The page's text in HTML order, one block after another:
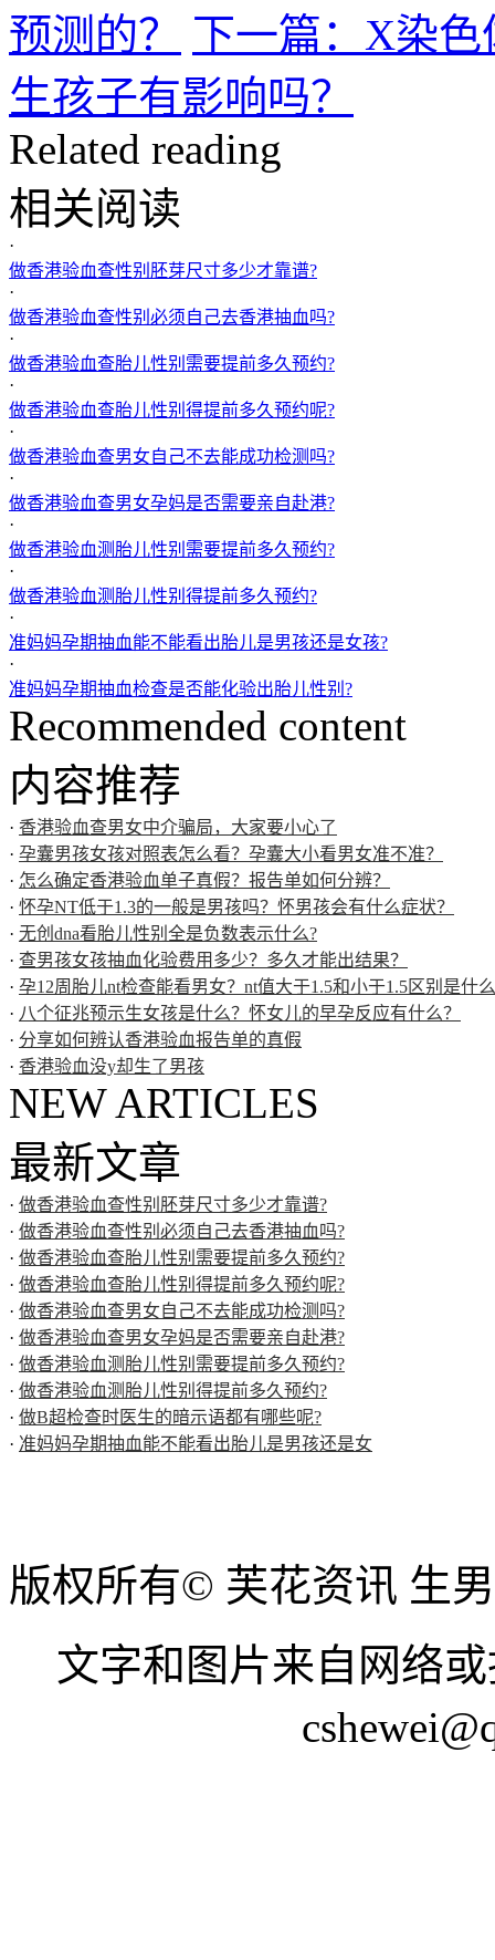
预测的？
下一篇：X染
生孩子有影响吗？
Related reading
相关阅读
·
做香港验血查性别胚芽尺寸多少才靠谱?
·
做香港验血查性别必须自己去香港抽血吗?
·
做香港验血查胎儿性别需要提前多久预约?
·
做香港验血查胎儿性别得提前多久预约呢?
·
做香港验血查男女自己不去能成功检测吗?
·
做香港验血查男女孕妈是否需要亲自赴港?
·
做香港验血测胎儿性别需要提前多久预约?
·
做香港验血测胎儿性别得提前多久预约?
·
准妈妈孕期抽血能不能看出胎儿是男孩还是女孩?
·
准妈妈孕期抽血检查是否能化验出胎儿性别?
Recommended content
内容推荐
· 香港验血查男女中介骗局，大家要小心了
· 孕囊男孩女孩对照表怎么看？孕囊大小看男女准不准？
· 怎么确定香港验血单子真假？报告单如何分辨？
· 怀孕NT低于1.3的一般是男孩吗？怀男孩会有什么症状？
· 无创dna看胎儿性别全是负数表示什么?
· 查男孩女孩抽血化验费用多少？多久才能出结果？
· 孕12周胎儿nt检查能看男女？nt值大于1.5和小于1.5区别是什
· 八个征兆预示生女孩是什么？怀女儿的早孕反应有什么？
· 分享如何辨认香港验血报告单的真假
· 香港验血没y却生了男孩
NEW ARTICLES
最新文章
· 做香港验血查性别胚芽尺寸多少才靠谱?
· 做香港验血查性别必须自己去香港抽血吗?
· 做香港验血查胎儿性别需要提前多久预约?
· 做香港验血查胎儿性别得提前多久预约呢?
· 做香港验血查男女自己不去能成功检测吗?
· 做香港验血查男女孕妈是否需要亲自赴港?
· 做香港验血测胎儿性别需要提前多久预约?
· 做香港验血测胎儿性别得提前多久预约?
· 做B超检查时医生的暗示语都有哪些呢?
· 准妈妈孕期抽血能不能看出胎儿是男孩还是女
版权所有© 芙花资讯 生
文字和图片来自网络